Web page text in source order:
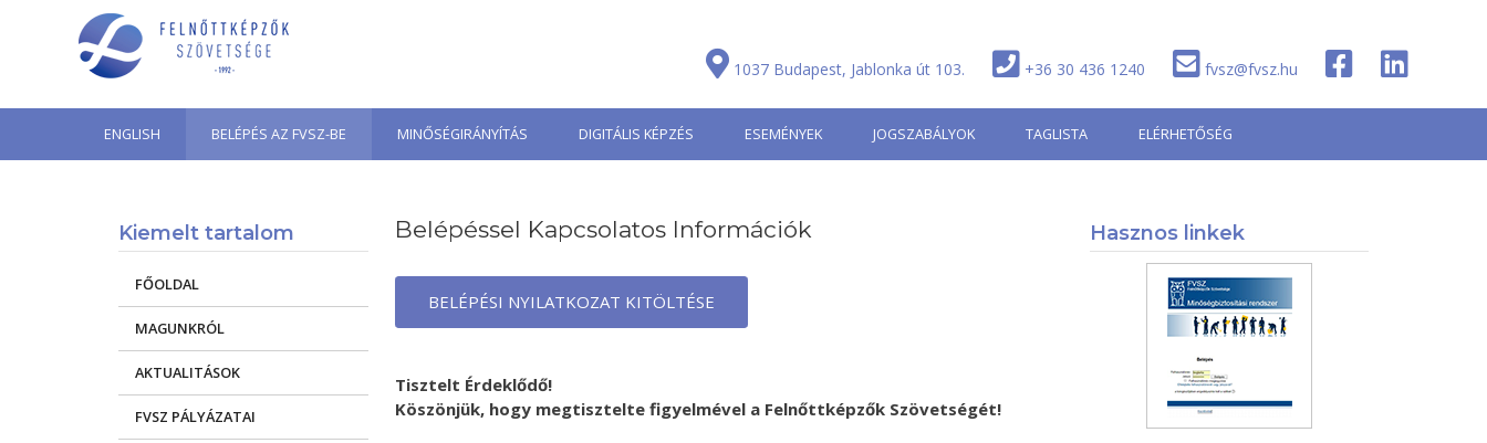
1037 Budapest, Jablonka út 103. +36 30 436 1240 fvsz@fvsz.hu
ENGLISH BELÉPÉS AZ FVSZ-BE MINŐSÉGIRÁNYÍTÁS DIGITÁLIS KÉPZÉS ESEMÉNYEK JOGSZABÁLYOK TAGLISTA ELÉRHETŐSÉG
Belépéssel Kapcsolatos Információk
BELÉPÉSI NYILATKOZAT KITÖLTÉSE
Tisztelt Érdeklődő!
Köszönjük, hogy megtisztelte figyelmével a Felnőttképzők Szövetségét!
Kiemelt tartalom
FŐOLDAL
MAGUNKRÓL
AKTUALITÁSOK
FVSZ PÁLYÁZATAI
Hasznos linkek